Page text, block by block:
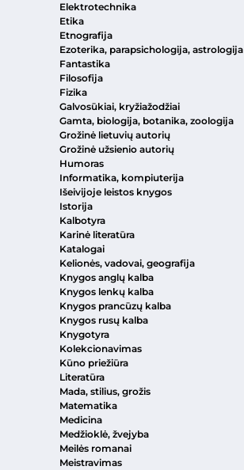
Elektrotechnika
Etika
Etnografija
Ezoterika, parapsichologija, astrologija
Fantastika
Filosofija
Fizika
Galvosūkiai, kryžiažodžiai
Gamta, biologija, botanika, zoologija
Grožinė lietuvių autorių
Grožinė užsienio autorių
Humoras
Informatika, kompiuterija
Išeivijoje leistos knygos
Istorija
Kalbotyra
Karinė literatūra
Katalogai
Kelionės, vadovai, geografija
Knygos anglų kalba
Knygos lenkų kalba
Knygos prancūzų kalba
Knygos rusų kalba
Knygotyra
Kolekcionavimas
Kūno priežiūra
Literatūra
Mada, stilius, grožis
Matematika
Medicina
Medžioklė, žvejyba
Meilės romanai
Meistravimas